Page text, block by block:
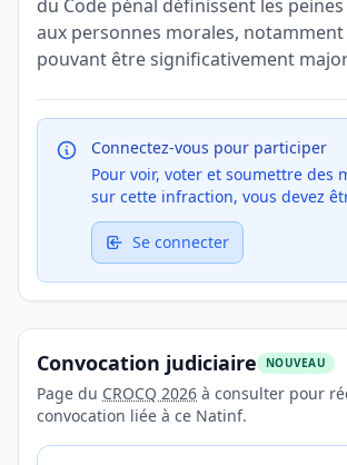
du Code pénal définissent les
aux personnes morales, notamment
pouvant être significativement
Connectez-vous pour participer
Pour voir, voter et soumettre des
sur cette infraction, vous devez
Se connecter
Convocation judiciaire NOUVEAU
Page du CROCQ 2026 à consulter pour
convocation liée à ce Natinf.